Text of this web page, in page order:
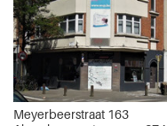
Meyerbeerstraat 163